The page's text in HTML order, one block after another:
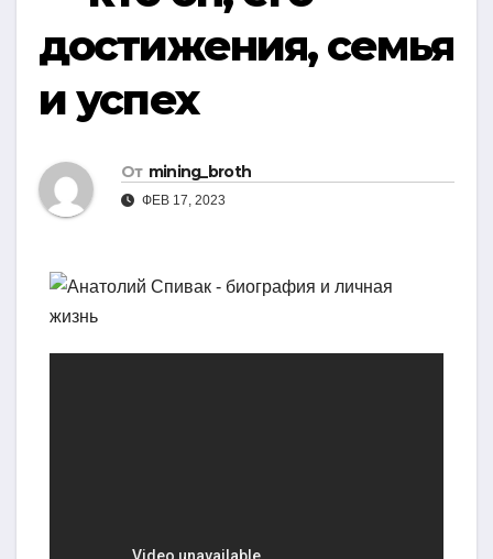
достижения, семья
и успех
От mining_broth
ФЕВ 17, 2023